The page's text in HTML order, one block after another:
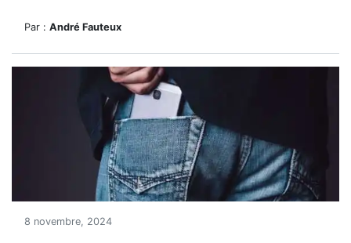
Par : André Fauteux
8 novembre, 2024